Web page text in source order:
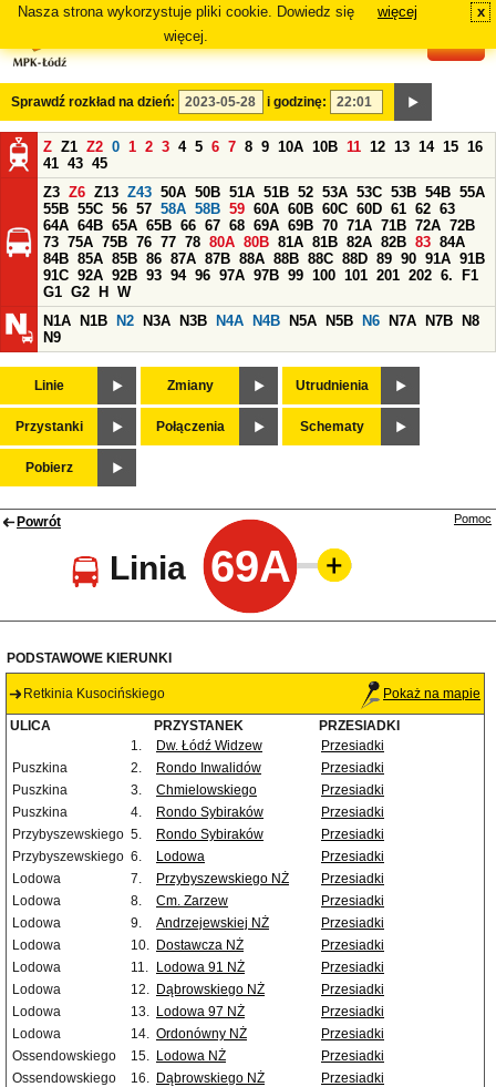
Nasza strona wykorzystuje pliki cookie. Dowiedz się
więcej.
więcej x
Sprawdź rozkład na dzień: i godzinę:
Z Z1 Z2 0 1 2 3 4 5 6 7 8 9 10A 10B 11 12 13 14 15 16
41 43 45
Z3 Z6 Z13 Z43 50A 50B 51A 51B 52 53A 53C 53B 54B 55A
55B 55C 56 57 58A 58B 59 60A 60B 60C 60D 61 62 63
64A 64B 65A 65B 66 67 68 69A 69B 70 71A 71B 72A 72B
73 75A 75B 76 77 78 80A 80B 81A 81B 82A 82B 83 84A
84B 85A 85B 86 87A 87B 88A 88B 88C 88D 89 90 91A 91B
91C 92A 92B 93 94 96 97A 97B 99 100 101 201 202 6.
F1
G1 G2 H
W
N1A
N1B N2 N3A N3B N4A N4B N5A N5B N6 N7A N7B
N8
N9
Linie Zmiany Utrudnienia
Przystanki Połączenia Schematy
Pobierz
Powrót
Linia 69A
Pomoc
PODSTAWOWE KIERUNKI
Retkinia Kusocińskiego Pokaż na mapie
ULICA PRZYSTANEK
PRZESIADKI
1.
Dw. Łódź Widzew
Przesiadki
Puszkina
2. Rondo Inwalidów
Przesiadki
Puszkina
3. Chmielowskiego
Przesiadki
Puszkina
4. Rondo Sybiraków
Przesiadki
Przybyszewskiego 5. Rondo Sybiraków
Przesiadki
Przybyszewskiego 6. Lodowa
Przesiadki
Lodowa
7. Przybyszewskiego NŻ
Przesiadki
Lodowa
8. Cm. Zarzew
Przesiadki
Lodowa
9. Andrzejewskiej NŻ
Przesiadki
Lodowa
10. Dostawcza NŻ
Przesiadki
Lodowa
11. Lodowa 91 NŻ
Przesiadki
Lodowa
12. Dąbrowskiego NŻ
Przesiadki
Lodowa
13. Lodowa 97 NŻ
Przesiadki
Lodowa
14. Ordonówny NŻ
Przesiadki
Ossendowskiego
15. Lodowa NŻ
Przesiadki
Ossendowskiego
16. Dąbrowskiego NŻ
Przesiadki